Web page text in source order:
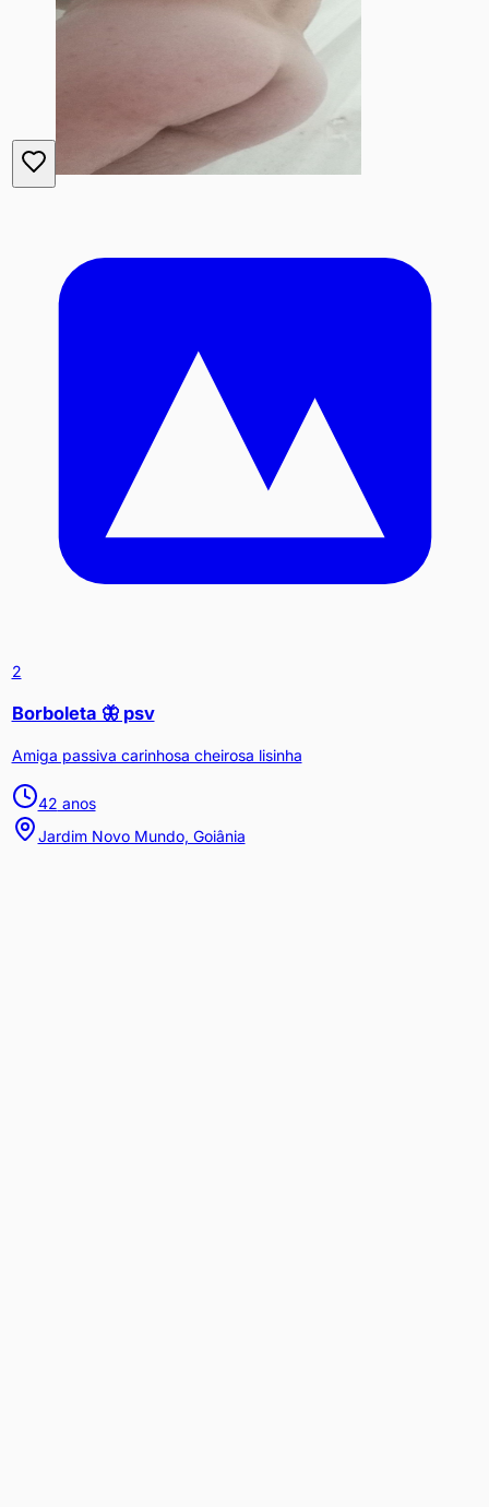
2
Borboleta 🦋 psv
Amiga passiva carinhosa cheirosa lisinha
42 anos
Jardim Novo Mundo, Goiânia